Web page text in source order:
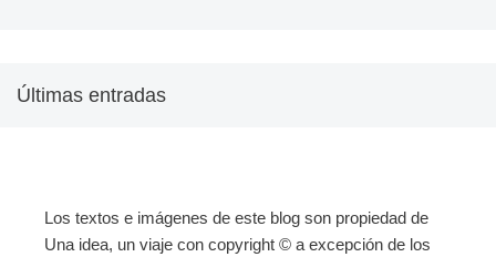
Últimas entradas
Los textos e imágenes de este blog son propiedad de
Una idea, un viaje con copyright © a excepción de los